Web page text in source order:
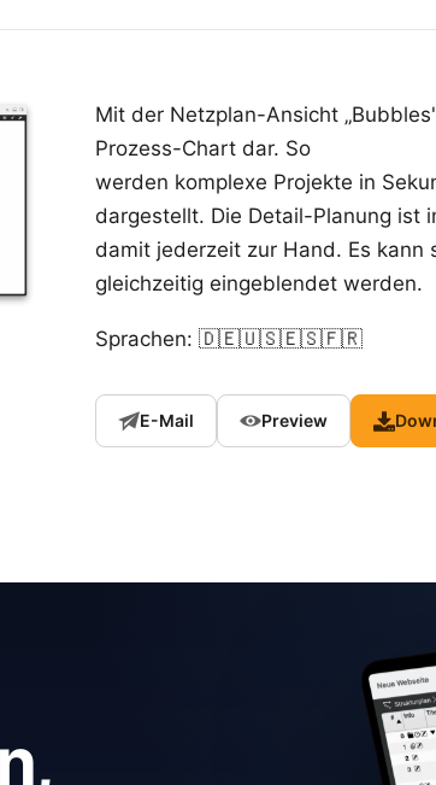
Mit der Netzplan-Ansicht
Prozess-Chart dar. So
werden komplexe Projekte in
dargestellt. Die Detail-Planung ist
damit jederzeit zur Hand. Es
gleichzeitig eingeblendet werden.
Sprachen: 🇩🇪🇺🇸🇪🇸🇫🇷
E-Mail Preview